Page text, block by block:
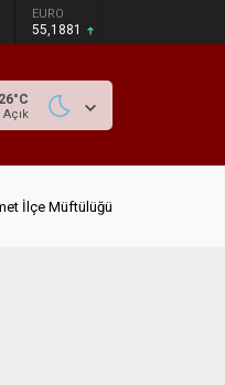
EURO
55,1881
26°C
Açık
İlçe Müftülüğü